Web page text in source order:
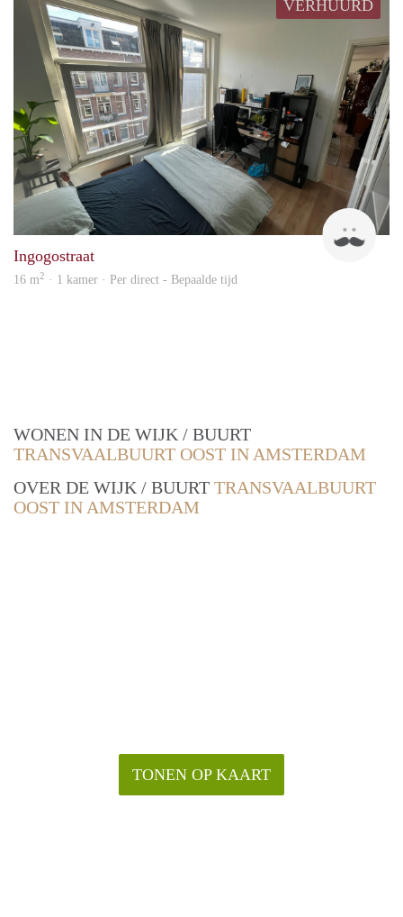
VERHUURD
Ingogostraat
16 m2 · 1 kamer · Per direct - Bepaalde tijd
WONEN IN DE WIJK / BUURT
TRANSVAALBUURT OOST IN AMSTERDAM
OVER DE WIJK / BUURT TRANSVAALBUURT
OOST IN AMSTERDAM
TONEN OP KAART